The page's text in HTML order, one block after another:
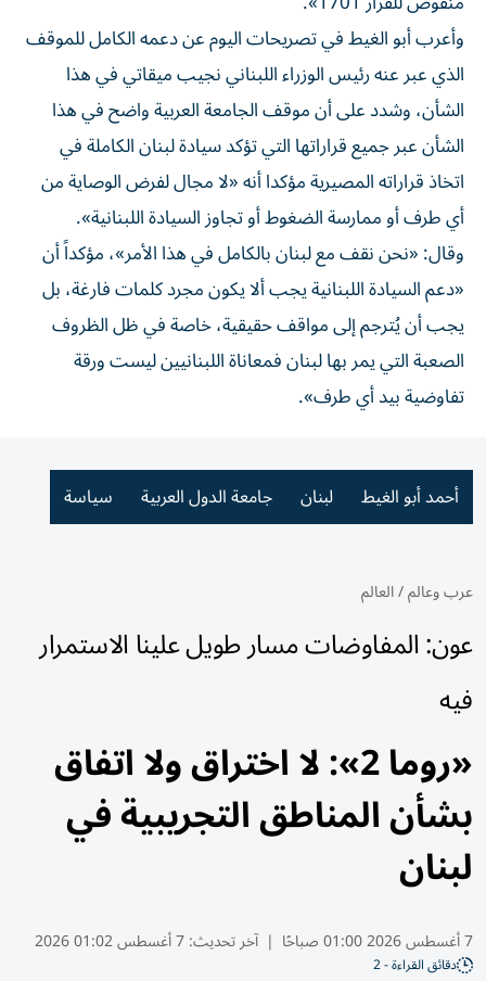
وأعرب أبو الغيط في تصريحات اليوم عن دعمه الكامل للموقف
الذي عبر عنه رئيس الوزراء اللبناني نجيب ميقاتي في هذا
الشأن، وشدد على أن موقف الجامعة العربية واضح في هذا
الشأن عبر جميع قراراتها التي تؤكد سيادة لبنان الكاملة في
اتخاذ قراراته المصيرية مؤكدا أنه «لا مجال لفرض الوصاية من
أي طرف أو ممارسة الضغوط أو تجاوز السيادة اللبنانية».
وقال: «نحن نقف مع لبنان بالكامل في هذا الأمر»، مؤكداً أن
«دعم السيادة اللبنانية يجب ألا يكون مجرد كلمات فارغة، بل
يجب أن يُترجم إلى مواقف حقيقية، خاصة في ظل الظروف
الصعبة التي يمر بها لبنان فمعاناة اللبنانيين ليست ورقة
تفاوضية بيد أي طرف».
أحمد أبو الغيط لبنان جامعة الدول العربية سياسة
عرب وعالم/العالم
عون: المفاوضات مسار طويل علينا الاستمرار
فيه
«روما 2»: لا اختراق ولا اتفاق
بشأن المناطق التجريبية في
لبنان
7 أغسطس 2026 01:00 صباحًا | آخر تحديث:7 أغسطس 01:02 2026
دقائق القراءة - 2